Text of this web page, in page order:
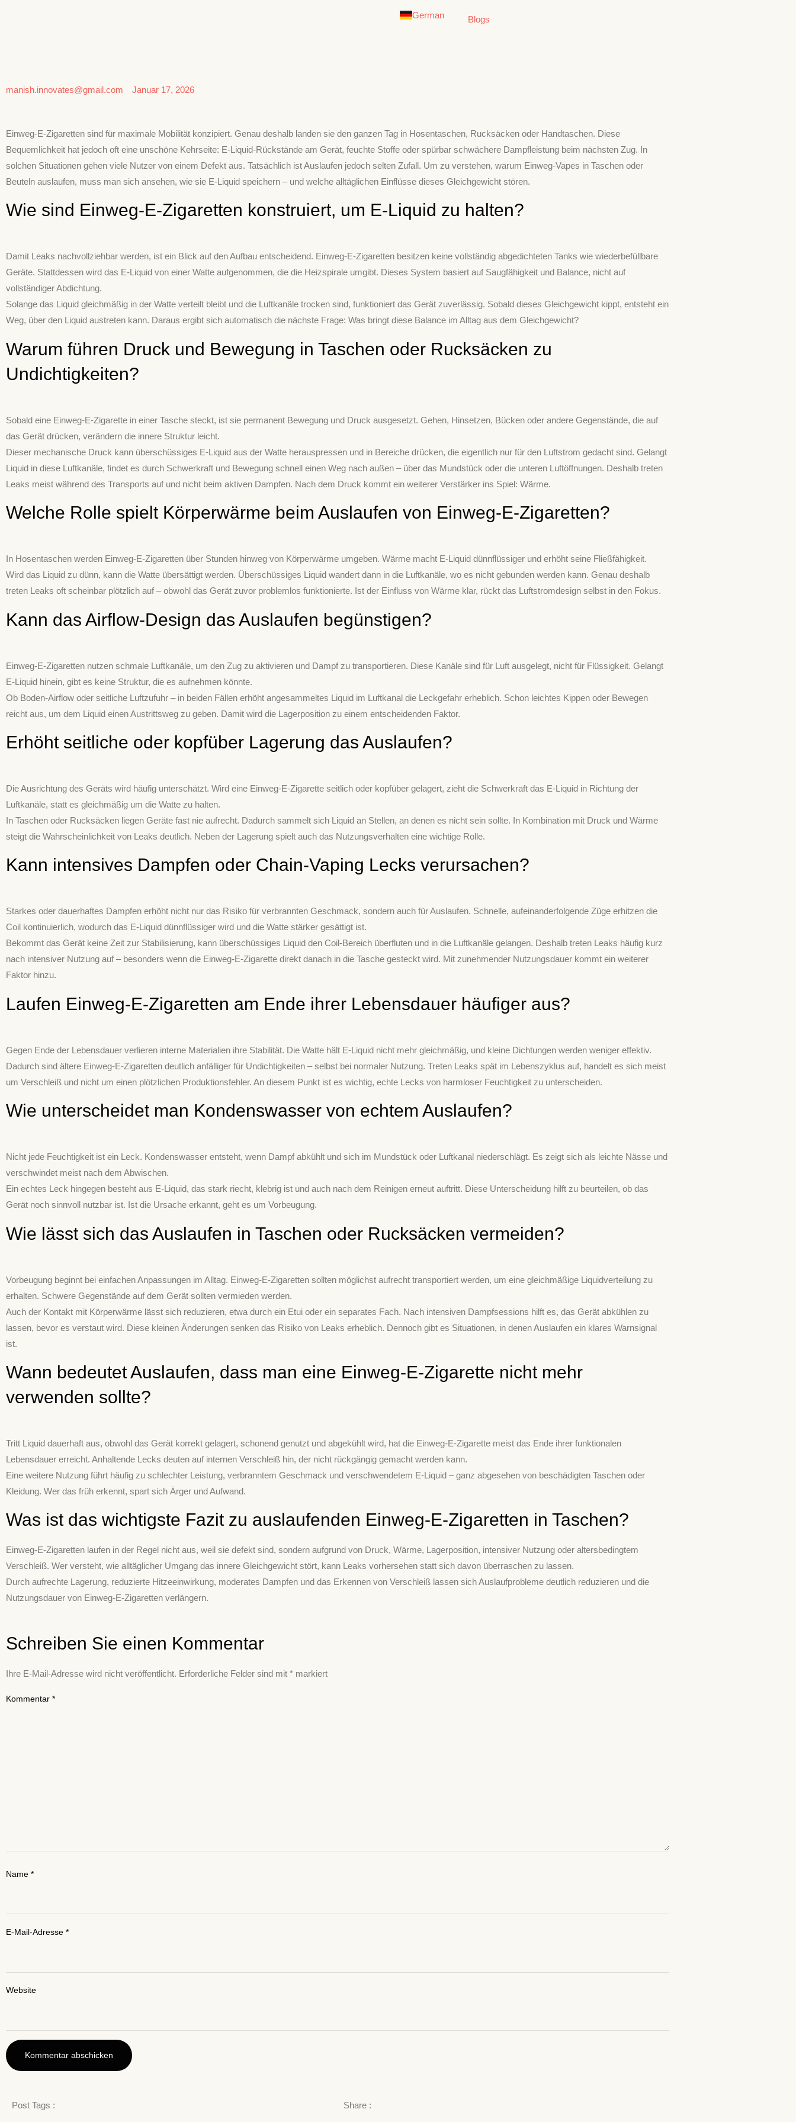
German
English
Blogs
manish.innovates@gmail.com Januar 17, 2026
Einweg-E-Zigaretten sind für maximale Mobilität konzipiert. Genau deshalb landen sie den ganzen Tag in Hosentaschen, Rucksäcken oder Handtaschen. Diese
Bequemlichkeit hat jedoch oft eine unschöne Kehrseite: E-Liquid-Rückstände am Gerät, feuchte Stoffe oder spürbar schwächere Dampfleistung beim nächsten Zug. In
solchen Situationen gehen viele Nutzer von einem Defekt aus. Tatsächlich ist Auslaufen jedoch selten Zufall. Um zu verstehen, warum Einweg-Vapes in Taschen oder
Beuteln auslaufen, muss man sich ansehen, wie sie E-Liquid speichern – und welche alltäglichen Einflüsse dieses Gleichgewicht stören.
Wie sind Einweg-E-Zigaretten konstruiert, um E-Liquid zu halten?
Damit Leaks nachvollziehbar werden, ist ein Blick auf den Aufbau entscheidend. Einweg-E-Zigaretten besitzen keine vollständig abgedichteten Tanks wie wiederbefüllbare
Geräte. Stattdessen wird das E-Liquid von einer Watte aufgenommen, die die Heizspirale umgibt. Dieses System basiert auf Saugfähigkeit und Balance, nicht auf
vollständiger Abdichtung.
Solange das Liquid gleichmäßig in der Watte verteilt bleibt und die Luftkanäle trocken sind, funktioniert das Gerät zuverlässig. Sobald dieses Gleichgewicht kippt, entsteht ein
Weg, über den Liquid austreten kann. Daraus ergibt sich automatisch die nächste Frage: Was bringt diese Balance im Alltag aus dem Gleichgewicht?
Warum führen Druck und Bewegung in Taschen oder Rucksäcken zu
Undichtigkeiten?
Sobald eine Einweg-E-Zigarette in einer Tasche steckt, ist sie permanent Bewegung und Druck ausgesetzt. Gehen, Hinsetzen, Bücken oder andere Gegenstände, die auf
das Gerät drücken, verändern die innere Struktur leicht.
Dieser mechanische Druck kann überschüssiges E-Liquid aus der Watte herauspressen und in Bereiche drücken, die eigentlich nur für den Luftstrom gedacht sind. Gelangt
Liquid in diese Luftkanäle, findet es durch Schwerkraft und Bewegung schnell einen Weg nach außen – über das Mundstück oder die unteren Luftöffnungen. Deshalb treten
Leaks meist während des Transports auf und nicht beim aktiven Dampfen. Nach dem Druck kommt ein weiterer Verstärker ins Spiel: Wärme.
Welche Rolle spielt Körperwärme beim Auslaufen von Einweg-E-Zigaretten?
In Hosentaschen werden Einweg-E-Zigaretten über Stunden hinweg von Körperwärme umgeben. Wärme macht E-Liquid dünnflüssiger und erhöht seine Fließfähigkeit.
Wird das Liquid zu dünn, kann die Watte übersättigt werden. Überschüssiges Liquid wandert dann in die Luftkanäle, wo es nicht gebunden werden kann. Genau deshalb
treten Leaks oft scheinbar plötzlich auf – obwohl das Gerät zuvor problemlos funktionierte. Ist der Einfluss von Wärme klar, rückt das Luftstromdesign selbst in den Fokus.
Kann das Airflow-Design das Auslaufen begünstigen?
Einweg-E-Zigaretten nutzen schmale Luftkanäle, um den Zug zu aktivieren und Dampf zu transportieren. Diese Kanäle sind für Luft ausgelegt, nicht für Flüssigkeit. Gelangt
E-Liquid hinein, gibt es keine Struktur, die es aufnehmen könnte.
Ob Boden-Airflow oder seitliche Luftzufuhr – in beiden Fällen erhöht angesammeltes Liquid im Luftkanal die Leckgefahr erheblich. Schon leichtes Kippen oder Bewegen
reicht aus, um dem Liquid einen Austrittsweg zu geben. Damit wird die Lagerposition zu einem entscheidenden Faktor.
Erhöht seitliche oder kopfüber Lagerung das Auslaufen?
Die Ausrichtung des Geräts wird häufig unterschätzt. Wird eine Einweg-E-Zigarette seitlich oder kopfüber gelagert, zieht die Schwerkraft das E-Liquid in Richtung der
Luftkanäle, statt es gleichmäßig um die Watte zu halten.
In Taschen oder Rucksäcken liegen Geräte fast nie aufrecht. Dadurch sammelt sich Liquid an Stellen, an denen es nicht sein sollte. In Kombination mit Druck und Wärme
steigt die Wahrscheinlichkeit von Leaks deutlich. Neben der Lagerung spielt auch das Nutzungsverhalten eine wichtige Rolle.
Kann intensives Dampfen oder Chain-Vaping Lecks verursachen?
Starkes oder dauerhaftes Dampfen erhöht nicht nur das Risiko für verbrannten Geschmack, sondern auch für Auslaufen. Schnelle, aufeinanderfolgende Züge erhitzen die
Coil kontinuierlich, wodurch das E-Liquid dünnflüssiger wird und die Watte stärker gesättigt ist.
Bekommt das Gerät keine Zeit zur Stabilisierung, kann überschüssiges Liquid den Coil-Bereich überfluten und in die Luftkanäle gelangen. Deshalb treten Leaks häufig kurz
nach intensiver Nutzung auf – besonders wenn die Einweg-E-Zigarette direkt danach in die Tasche gesteckt wird. Mit zunehmender Nutzungsdauer kommt ein weiterer
Faktor hinzu.
Laufen Einweg-E-Zigaretten am Ende ihrer Lebensdauer häufiger aus?
Gegen Ende der Lebensdauer verlieren interne Materialien ihre Stabilität. Die Watte hält E-Liquid nicht mehr gleichmäßig, und kleine Dichtungen werden weniger effektiv.
Dadurch sind ältere Einweg-E-Zigaretten deutlich anfälliger für Undichtigkeiten – selbst bei normaler Nutzung. Treten Leaks spät im Lebenszyklus auf, handelt es sich meist
um Verschleiß und nicht um einen plötzlichen Produktionsfehler. An diesem Punkt ist es wichtig, echte Lecks von harmloser Feuchtigkeit zu unterscheiden.
Wie unterscheidet man Kondenswasser von echtem Auslaufen?
Nicht jede Feuchtigkeit ist ein Leck. Kondenswasser entsteht, wenn Dampf abkühlt und sich im Mundstück oder Luftkanal niederschlägt. Es zeigt sich als leichte Nässe und
verschwindet meist nach dem Abwischen.
Ein echtes Leck hingegen besteht aus E-Liquid, das stark riecht, klebrig ist und auch nach dem Reinigen erneut auftritt. Diese Unterscheidung hilft zu beurteilen, ob das
Gerät noch sinnvoll nutzbar ist. Ist die Ursache erkannt, geht es um Vorbeugung.
Wie lässt sich das Auslaufen in Taschen oder Rucksäcken vermeiden?
Vorbeugung beginnt bei einfachen Anpassungen im Alltag. Einweg-E-Zigaretten sollten möglichst aufrecht transportiert werden, um eine gleichmäßige Liquidverteilung zu
erhalten. Schwere Gegenstände auf dem Gerät sollten vermieden werden.
Auch der Kontakt mit Körperwärme lässt sich reduzieren, etwa durch ein Etui oder ein separates Fach. Nach intensiven Dampfsessions hilft es, das Gerät abkühlen zu
lassen, bevor es verstaut wird. Diese kleinen Änderungen senken das Risiko von Leaks erheblich. Dennoch gibt es Situationen, in denen Auslaufen ein klares Warnsignal
ist.
Wann bedeutet Auslaufen, dass man eine Einweg-E-Zigarette nicht mehr
verwenden sollte?
Tritt Liquid dauerhaft aus, obwohl das Gerät korrekt gelagert, schonend genutzt und abgekühlt wird, hat die Einweg-E-Zigarette meist das Ende ihrer funktionalen
Lebensdauer erreicht. Anhaltende Lecks deuten auf internen Verschleiß hin, der nicht rückgängig gemacht werden kann.
Eine weitere Nutzung führt häufig zu schlechter Leistung, verbranntem Geschmack und verschwendetem E-Liquid – ganz abgesehen von beschädigten Taschen oder
Kleidung. Wer das früh erkennt, spart sich Ärger und Aufwand.
Was ist das wichtigste Fazit zu auslaufenden Einweg-E-Zigaretten in Taschen?
Einweg-E-Zigaretten laufen in der Regel nicht aus, weil sie defekt sind, sondern aufgrund von Druck, Wärme, Lagerposition, intensiver Nutzung oder altersbedingtem
Verschleiß. Wer versteht, wie alltäglicher Umgang das innere Gleichgewicht stört, kann Leaks vorhersehen statt sich davon überraschen zu lassen.
Durch aufrechte Lagerung, reduzierte Hitzeeinwirkung, moderates Dampfen und das Erkennen von Verschleiß lassen sich Auslaufprobleme deutlich reduzieren und die
Nutzungsdauer von Einweg-E-Zigaretten verlängern.
Schreiben Sie einen Kommentar
Ihre E-Mail-Adresse wird nicht veröffentlicht. Erforderliche Felder sind mit * markiert
Kommentar *
Name *
E-Mail-Adresse *
Website
Post Tags : Share :